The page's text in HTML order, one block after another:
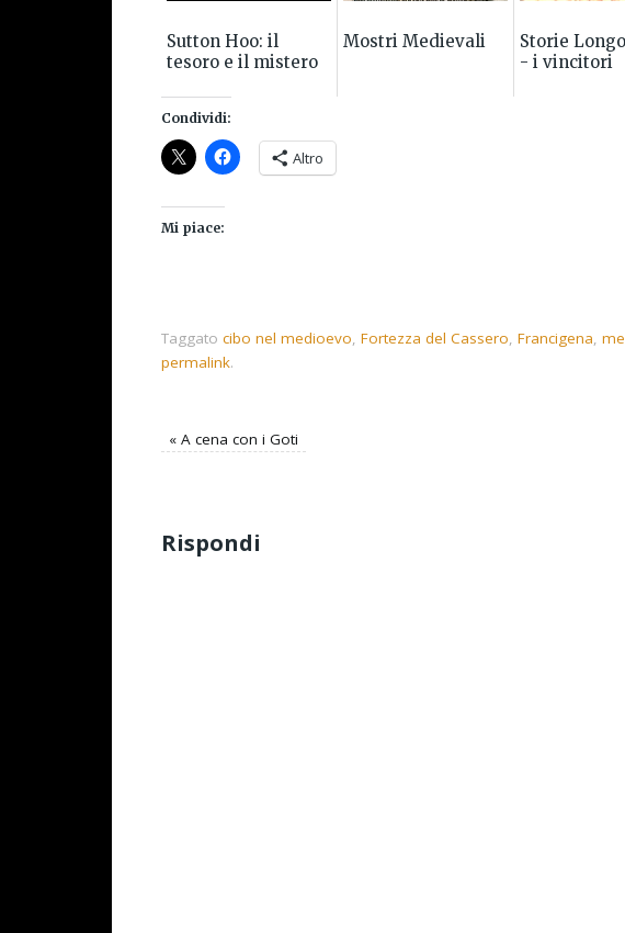
Sutton Hoo: il
tesoro e il mistero
Mostri Medievali
Storie
- i vincitori
Condividi:
Altro
Mi piace:
Taggato cibo nel medioevo, Fortezza del Cassero, Francigena,
permalink.
« A cena con i Goti
Rispondi